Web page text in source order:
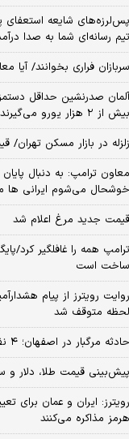
پس‌لرزه‌های شایعه
تیم رسانه‌ای شما به صدا
سربازان فراری بخوانند/ آیا
آلمان صدرنشین حداقل
بیش از ۲ هزار یورو می‌گیرند
زلزله در بازار مسکن تهران/ قیمت‌ها ۲ برابر شد،
معاون ترامپ: به دنبال
خوشحال می‌شوم ایرانی ها
قیمت جدید مرغ اعلام شد
ترامپ همه را غافلگیر کرد/
ساخت است
روایت رویترز از پیام
لحظه متوقف شد
حادثه مرگبار در اصفهان؛ ۴ نفر جان باختند
پیش‌بینی قیمت طلا، دلار و سکه
هرمز مذاکره می‌کنند